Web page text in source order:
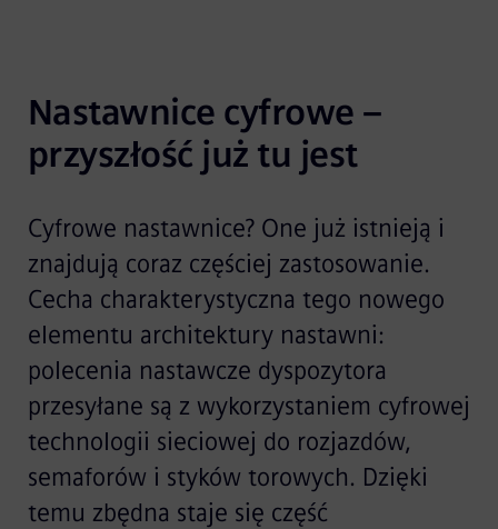
Nastawnice cyfrowe –
przyszłość już tu jest
Cyfrowe nastawnice? One już istnieją i
znajdują coraz częściej zastosowanie.
Cecha charakterystyczna tego nowego
elementu architektury nastawni:
polecenia nastawcze dyspozytora
przesyłane są z wykorzystaniem cyfrowej
technologii sieciowej do rozjazdów,
semaforów i styków torowych. Dzięki
temu zbędna staje się część